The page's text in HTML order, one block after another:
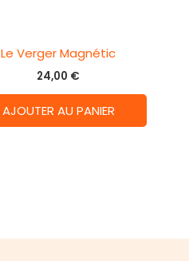
Le Verger Magnétic
24,00 €
AJOUTER AU PANIER